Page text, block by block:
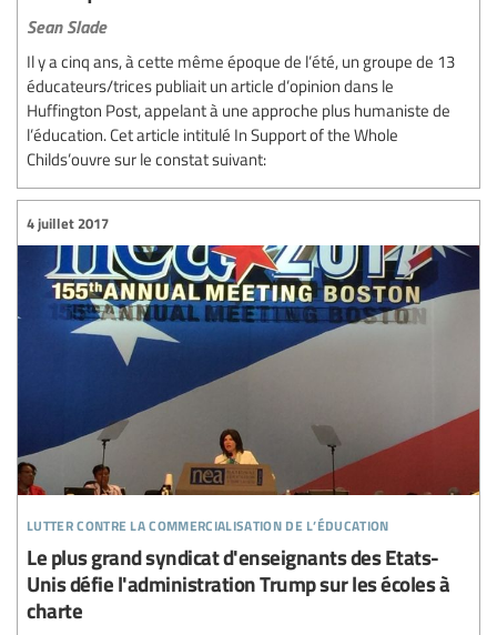
Sean Slade
Il y a cinq ans, à cette même époque de l’été, un groupe de 13
éducateurs/trices publiait un article d’opinion dans le
Huffington Post, appelant à une approche plus humaniste de
l’éducation. Cet article intitulé In Support of the Whole
Childs’ouvre sur le constat suivant:
lutter contre la commercialisation de l’éducation
4 juillet 2017
Le plus grand syndicat d'enseignants des Etats-
Unis défie l'administration Trump sur les écoles à
charte